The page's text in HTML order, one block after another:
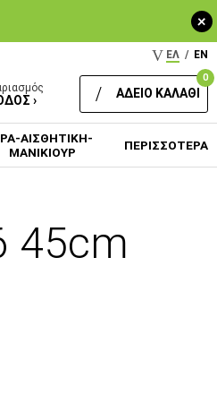
+
ΕΛ / EN
›
0
ΑΔΕΙΟ ΚΑΛΑΘΙ
ΑΙΣΘΗΤΙΚΗ-
ΜΑΝΙΚΙΟΥΡ
ΠΕΡΙΣΣΟΤΕΡΑ
45cm